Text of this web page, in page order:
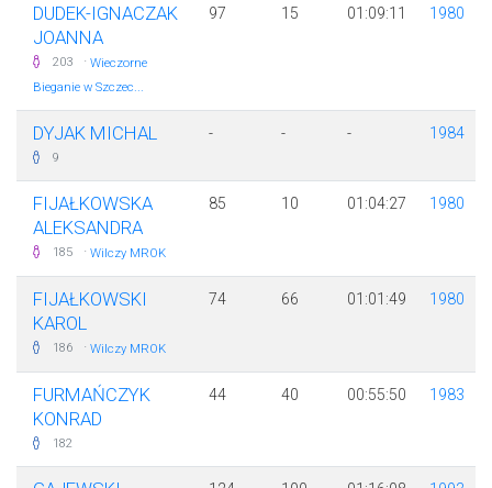
DUDEK-IGNACZAK
JOANNA
203 · Wieczorne
Bieganie w Szczec...
97 15 01:09:11 1980
DYJAK MICHAL
9
- - - 1984
FIJAŁKOWSKA
ALEKSANDRA
185 · Wilczy MROK
85 10 01:04:27 1980
FIJAŁKOWSKI
KAROL
186 · Wilczy MROK
74 66 01:01:49 1980
FURMAŃCZYK
KONRAD
182
44 40 00:55:50 1983